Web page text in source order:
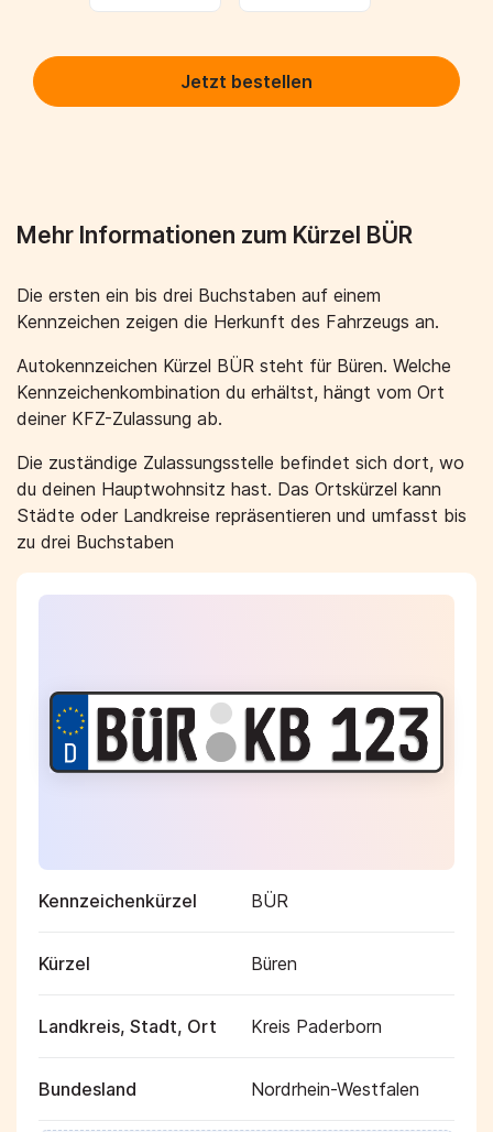
Jetzt bestellen
Mehr Informationen zum Kürzel BÜR
Die ersten ein bis drei Buchstaben auf einem
Kennzeichen zeigen die Herkunft des Fahrzeugs an.
Autokennzeichen Kürzel BÜR steht für Büren. Welche
Kennzeichenkombination du erhältst, hängt vom Ort
deiner KFZ-Zulassung ab.
Die zuständige Zulassungsstelle befindet sich dort, wo
du deinen Hauptwohnsitz hast. Das Ortskürzel kann
Städte oder Landkreise repräsentieren und umfasst bis
zu drei Buchstaben
Kennzeichenkürzel BÜR
Kürzel Büren
Landkreis, Stadt, Ort Kreis Paderborn
Bundesland Nordrhein-Westfalen